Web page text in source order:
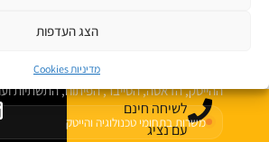
הצג העדפות
מדיניות Cookies
מתחיל כאן
היכנסו ללוח המשרות של ג׳ון ברייס וגלו
ההייטק, הדאטה, הסייבר, הפיתוח, התשתיות
משרות בתחומי טכנולוגיה והייטק
לשיחה חינם
עם נציג